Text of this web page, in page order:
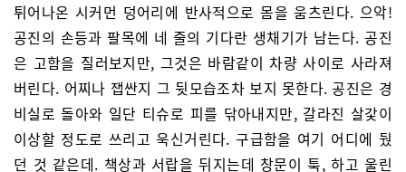
튀어나온 시커먼 덩어리에 반사적으로 몸을 움츠린다. 으악!
공진의 손등과 팔목에 네 줄의 기다란 생채기가 남는다. 공진
은 고함을 질러보지만, 그것은 바람같이 차량 사이로 사라져
버린다. 어찌나 잽싼지 그 뒷모습조차 보지 못한다. 공진은 경
비실로 돌아와 일단 티슈로 피를 닦아내지만, 갈라진 살갗이
이상할 정도로 쓰리고 욱신거린다. 구급함을 여기 어디에 뒀
던 것 같은데. 책상과 서랍을 뒤지는데 창문이 툭, 하고 울린